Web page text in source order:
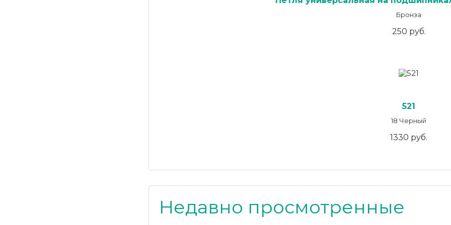
Бронза
250 руб.
521
18 Черный
1330 руб.
Недавно просмотренные